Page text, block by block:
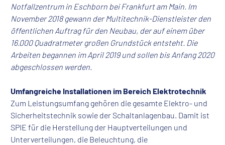
Notfallzentrum in Eschborn bei Frankfurt am Main. Im
November 2018 gewann der Multitechnik-Dienstleister den
öffentlichen Auftrag für den Neubau, der auf einem über
16.000 Quadratmeter großen Grundstück entsteht. Die
Arbeiten begannen im April 2019 und sollen bis Anfang 2020
abgeschlossen werden.
Umfangreiche Installationen im Bereich Elektrotechnik
Zum Leistungsumfang gehören die gesamte Elektro- und
Sicherheitstechnik sowie der Schaltanlagenbau. Damit ist
SPIE für die Herstellung der Hauptverteilungen und
Unterverteilungen, die Beleuchtung, die